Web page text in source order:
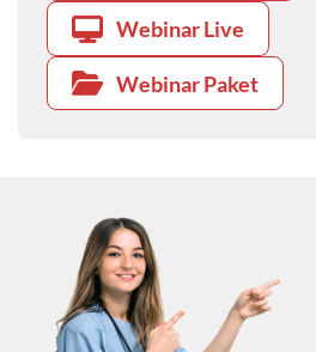
Webinar Live
Webinar Paket